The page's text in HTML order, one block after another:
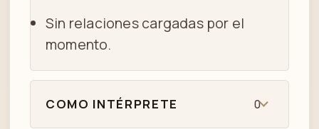
Sin relaciones cargadas por el
momento.
COMO INTÉRPRETE 0